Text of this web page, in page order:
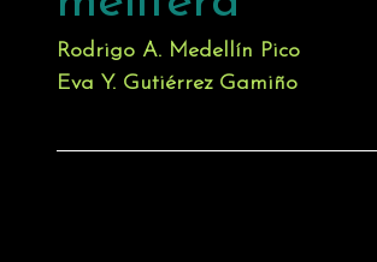
Rodrigo A. Medellín Pico
Eva Y. Gutiérrez Gamiño